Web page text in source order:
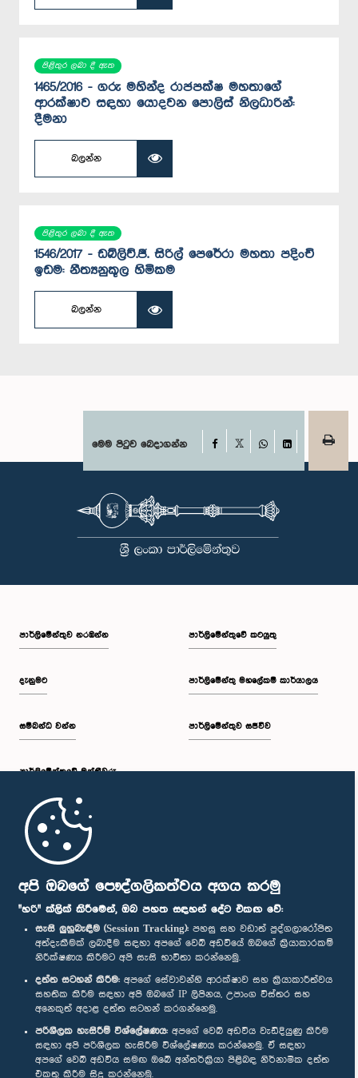
අපි ඔබගේ පෞද්ගලිකත්වය අගය කරමු
"හරි" ක්ලික් කිරීමෙන්, ඔබ පහත සඳහන් දේට එකඟ වේ:
සැසි ලුහුබැඳීම (Session Tracking): පහසු සහ වඩාත් පුද්ගලාරෝපිත
අත්දැකීමක් ලබාදීම සඳහා අපගේ වෙබ් අඩවියේ ඔබගේ ක්‍රියාකාරකම්
නිරීක්ෂණය කිරීමට අපි සැසි භාවිතා කරන්නෙමු.
දත්ත සටහන් කිරීම: අපගේ සේවාවන්හි ආරක්ෂාව සහ ක්‍රියාකාරීත්වය
සහතික කිරීම සඳහා අපි ඔබගේ IP ලිපිනය, උපාංග විස්තර සහ
අනෙකුත් අදාළ දත්ත සටහන් කරගන්නෙමු.
පරිශීලක හැසිරීම් විශ්ලේෂණය: අපගේ වෙබ් අඩවිය වැඩිදියුණු කිරීම
සඳහා අපි පරිශීලක හැසිරීම විශ්ලේෂණය කරන්නෙමු. ඒ සඳහා
අපගේ වෙබ් අඩවිය සමඟ ඔබේ අන්තර්ක්‍රියා පිළිබඳ නිර්නාමික දත්ත
එකතු කිරීම සිදු කරන්නෙමු.
පිළිතුර ලබා දී ඇත
1465/2016 - ගරු මහින්ද රාජපක්ෂ මහතාගේ
ආරක්ෂාව සඳහා යොදවන පොලිස් නිලධාරින්:
දීමනා
බලන්න
පිළිතුර ලබා දී ඇත
1546/2017 - ඩබ්ලිව්.ජී. සිරිල් පෙරේරා මහතා පදිංචි
ඉඩම: නීත්‍යනුකූල හිමිකම
බලන්න
මෙම පිටුව බෙදාගන්න Facebook
පාර්ලි‌මේන්තුව නරඹන්න
දැනුමට
සම්බන්ධ වන්න
පාර්ලි‌මේන්තුවේ මන්ත්‍රීවරු
මුල් පිටුව
පාර්ලිමේන්තුවේ කටයුතු
පාර්ලිමේන්තු මහලේකම් කාර්යාලය
පාර්ලිමේන්තුව සජීවීව
පාර්ලිමේන්තු ජංගම යෙදුම
අප හා සම්බන්ධ වී සිටින්න :
සම්මාන
පෞද්ගලිකත්ව ප්‍රතිපත්තිය